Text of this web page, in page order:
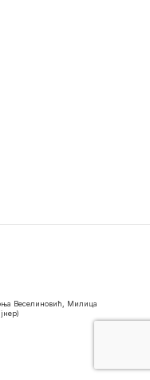
Веселиновић, Милица